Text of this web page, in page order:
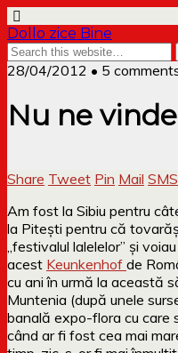
Dollo zice Bine
28/04/2012 • 5
Nu ne
Share Tweet Pin Mail SMS
Am fost la Sibiu pentru
la Pitești pentru că
„festivalul lalelelor” și
acest Keunkenhof de
cu ani în urmă la această
Muntenia (după unele
banală expo-flora cu care
când ar fi fost cea mai